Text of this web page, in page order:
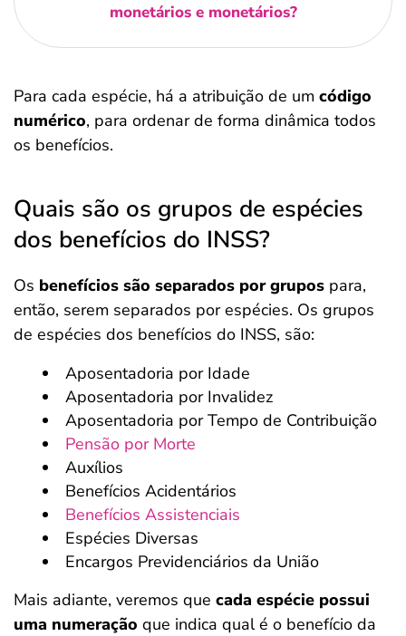
monetários e monetários?
Para cada espécie, há a atribuição de um código
numérico, para ordenar de forma dinâmica todos
os benefícios.
Quais são os grupos de espécies
dos benefícios do INSS?
Os benefícios são separados por grupos para,
então, serem separados por espécies. Os grupos
de espécies dos benefícios do INSS, são:
Aposentadoria por Idade
Aposentadoria por Invalidez
Aposentadoria por Tempo de Contribuição
Pensão por Morte
Auxílios
Benefícios Acidentários
Benefícios Assistenciais
Espécies Diversas
Encargos Previdenciários da União
Mais adiante, veremos que cada espécie possui
uma numeração que indica qual é o benefício da